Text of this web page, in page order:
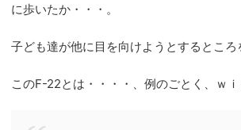
に歩いたか・・・。
子ども達が他に目を向けようとするとこ
このF-22とは・・・・、例のごとく、ｗ